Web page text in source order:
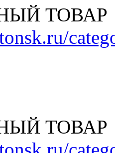
ТОВАР
ТОВАР